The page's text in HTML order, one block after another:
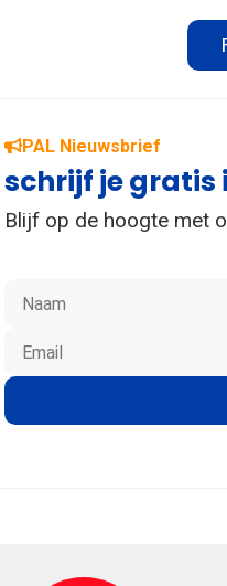
PAL Nieuwsbrief
schrijf je gratis
Blijf op de hoogte met